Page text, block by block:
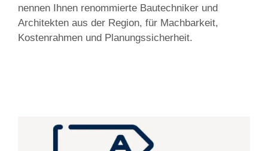
nennen Ihnen renommierte Bautechniker und
Architekten aus der Region, für Machbarkeit,
Kostenrahmen und Planungssicherheit.